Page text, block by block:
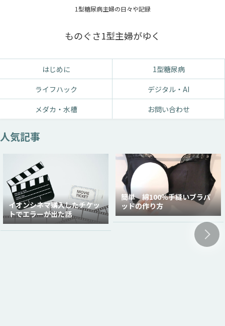
1型糖尿病主婦の日々や記録
ものぐさ1型主婦がゆく
はじめに
1型糖尿病
ライフハック
デジタル・AI
メダカ・水槽
お問い合わせ
人気記事
イオンシネマ購入したチケッ
トでエラーが出た話
簡単 綿100％手縫いブラパ
ッドの作り方